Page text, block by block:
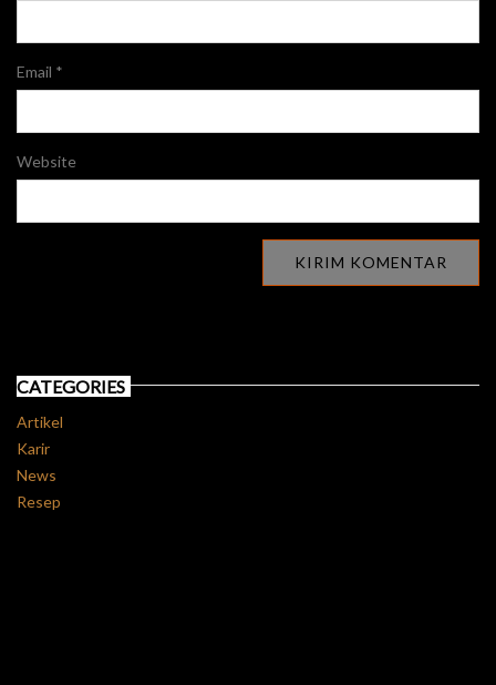
Email *
Website
CATEGORIES
Artikel
Karir
News
Resep